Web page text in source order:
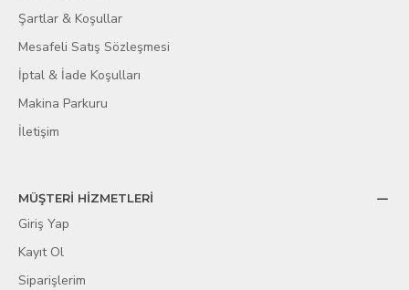
Şartlar & Koşullar
Mesafeli Satış Sözleşmesi
İptal & İade Koşulları
Makina Parkuru
İletişim
MÜŞTERİ HİZMETLERİ
Giriş Yap
Kayıt Ol
Siparişlerim